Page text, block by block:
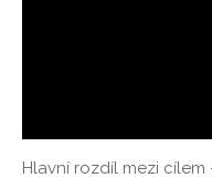
Hlavní rozdíl mezi cílem